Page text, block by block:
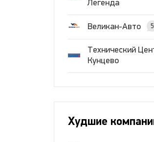
Легенда
Великан-Авто 5
Технический
Кунцево
Худшие